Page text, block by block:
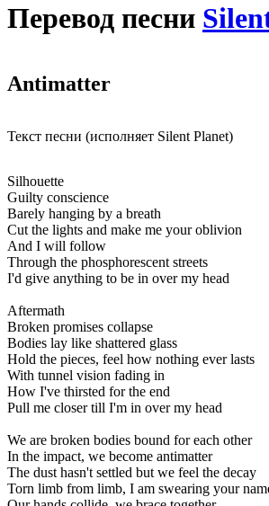
Перевод песни
Antimatter
Текст песни (исполняет Silent Planet)
Silhouette
Guilty conscience
Barely hanging by a breath
Cut the lights and make me your oblivion
And I will follow
Through the phosphorescent streets
I'd give anything to be in over my head
Aftermath
Broken promises collapse
Bodies lay like shattered glass
Hold the pieces, feel how nothing ever lasts
With tunnel vision fading in
How I've thirsted for the end
Pull me closer till I'm in over my head
We are broken bodies bound for еach other
In the impact, we bеcome antimatter
The dust hasn't settled but we feel the decay
Torn limb from limb, I am swearing your